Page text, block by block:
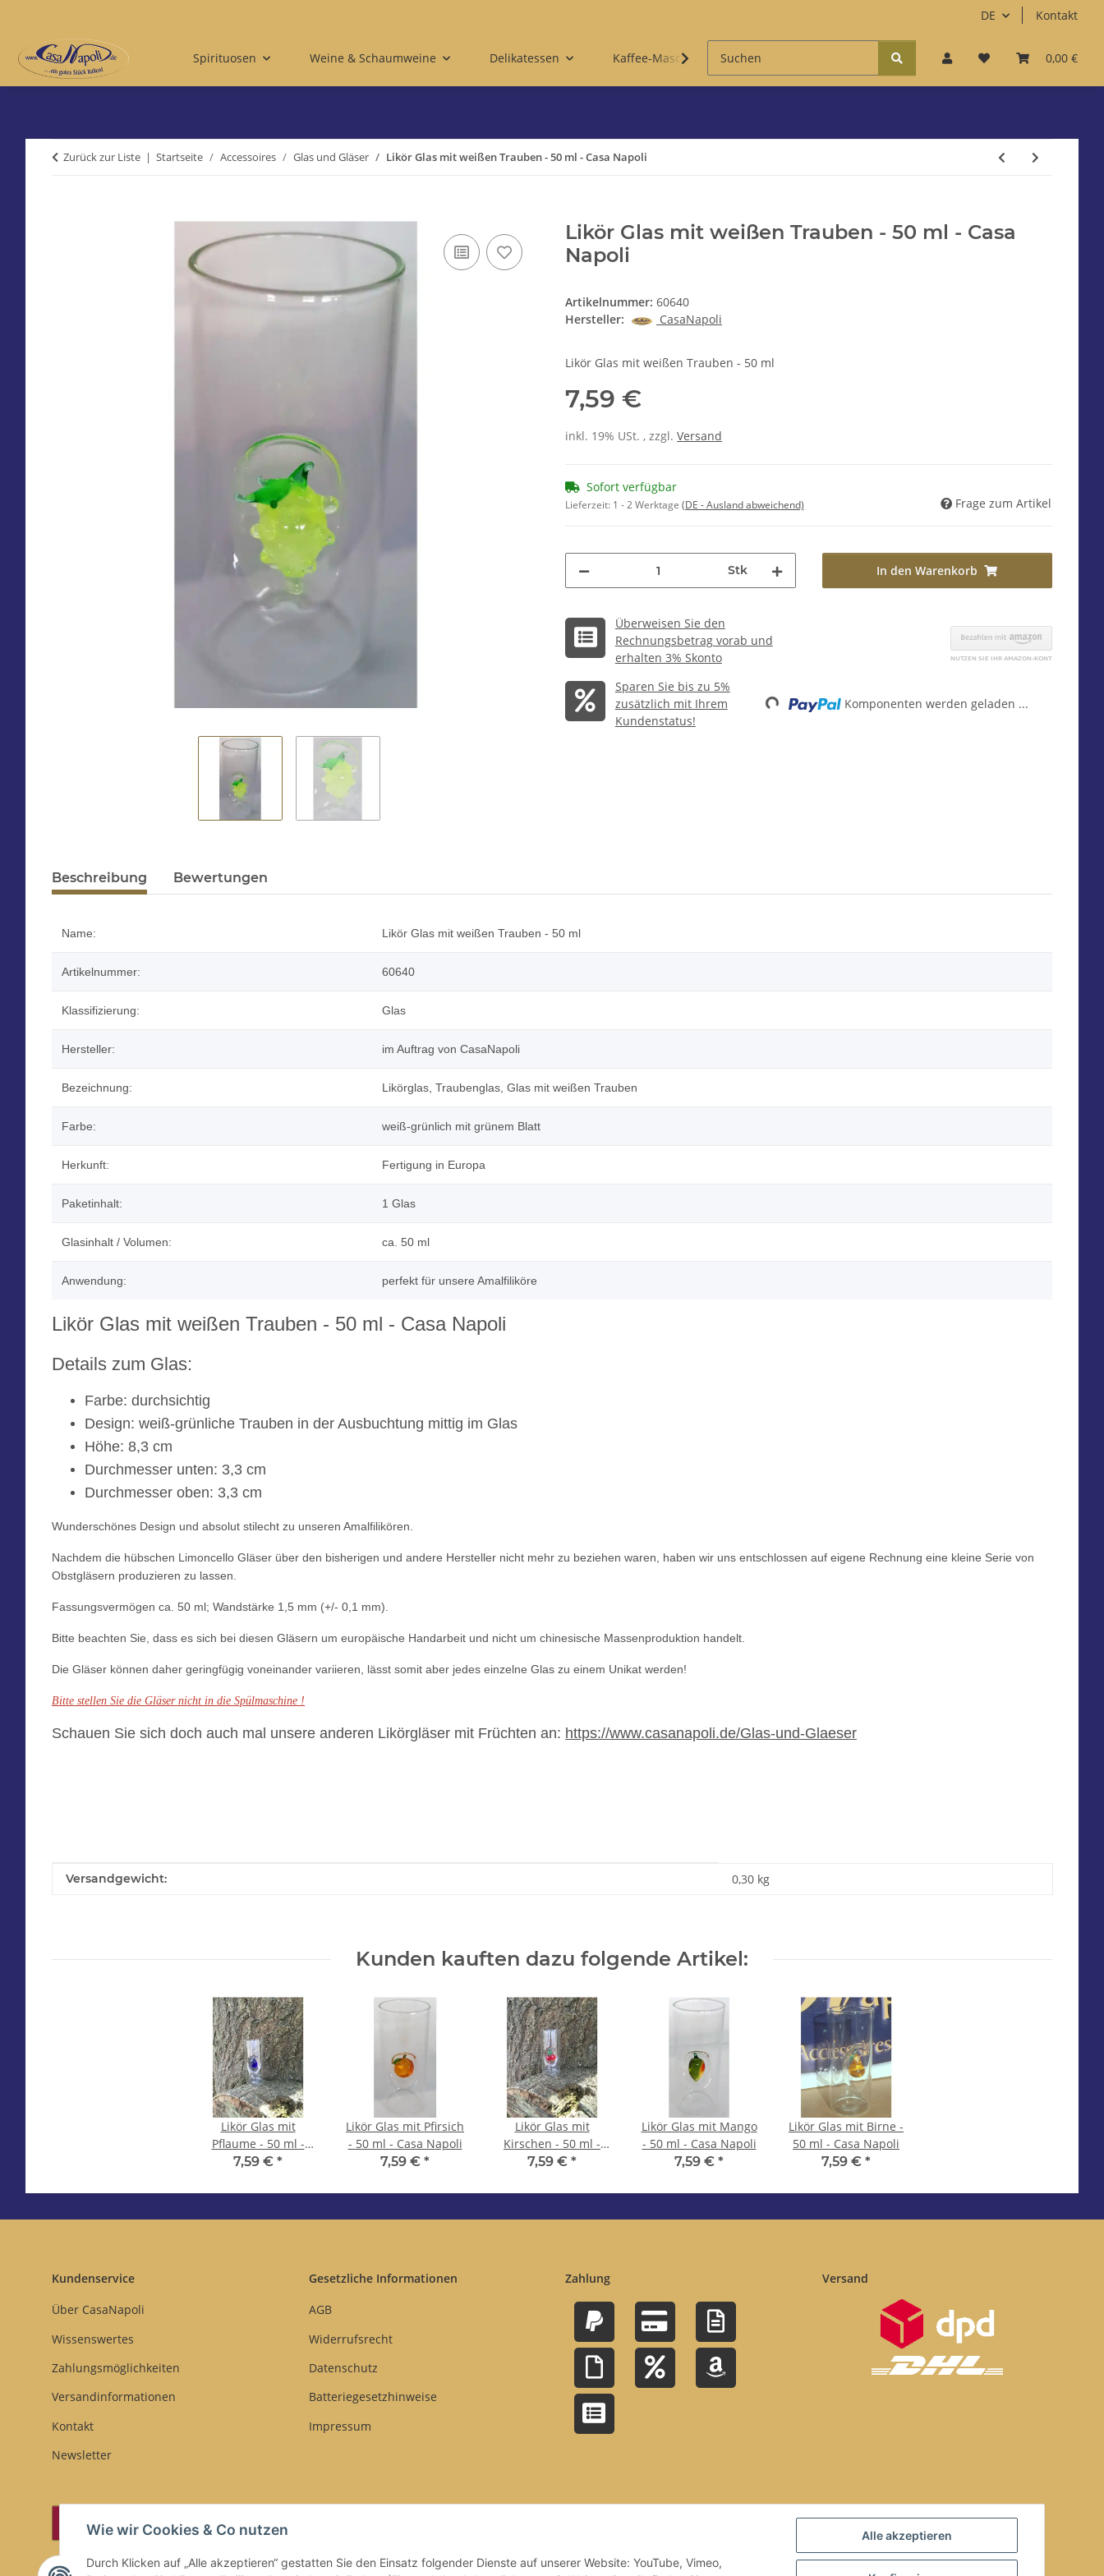
Alle akzeptieren
Wie wir Cookies & Co nutzen
Durch Klicken auf „Alle akzeptieren“ gestatten Sie den Einsatz folgender Dienste auf unserer Website: YouTube, Vimeo,
DE Kontakt
0,00 €
Spirituosen Weine & Schaumweine Delikatessen Kaffee-Maschinen & Zubehör Kaffee & Süßes Accessoires
Zurück zur Liste Startseite Accessoires Glas und Gläser Likör Glas mit weißen Trauben - 50 ml - Casa Napoli
Likör Glas mit weißen Trauben - 50 ml - Casa
Napoli
Artikelnummer: 60640
Hersteller:
CasaNapoli
Likör Glas mit weißen Trauben - 50 ml
7,59 €
inkl. 19% USt. , zzgl. Versand
Sofort verfügbar
Lieferzeit: 1 - 2 Werktage (DE - Ausland abweichend) Frage zum Artikel
Stk In den Warenkorb
Überweisen Sie den
Rechnungsbetrag vorab und
erhalten 3% Skonto
Sparen Sie bis zu 5%
zusätzlich mit Ihrem
Kundenstatus!
Loading... Komponenten werden geladen ...
Beschreibung Bewertungen
Name: Likör Glas mit weißen Trauben - 50 ml
Artikelnummer: 60640
Klassifizierung: Glas
Hersteller: im Auftrag von CasaNapoli
Bezeichnung: Likörglas, Traubenglas, Glas mit weißen Trauben
Farbe: weiß-grünlich mit grünem Blatt
Herkunft: Fertigung in Europa
Paketinhalt: 1 Glas
Glasinhalt / Volumen: ca. 50 ml
Anwendung: perfekt für unsere Amalfiliköre
Likör Glas mit weißen Trauben - 50 ml - Casa Napoli
Details zum Glas:
Farbe: durchsichtig
Design: weiß-grünliche Trauben in der Ausbuchtung mittig im Glas
Höhe: 8,3 cm
Durchmesser unten: 3,3 cm
Durchmesser oben: 3,3 cm
Wunderschönes Design und absolut stilecht zu unseren Amalfilikören.
Nachdem die hübschen Limoncello Gläser über den bisherigen und andere Hersteller nicht mehr zu beziehen waren, haben wir uns entschlossen auf eigene Rechnung eine kleine Serie von
Obstgläsern produzieren zu lassen.
Fassungsvermögen ca. 50 ml; Wandstärke 1,5 mm (+/- 0,1 mm).
Bitte beachten Sie, dass es sich bei diesen Gläsern um europäische Handarbeit und nicht um chinesische Massenproduktion handelt.
Die Gläser können daher geringfügig voneinander variieren, lässt somit aber jedes einzelne Glas zu einem Unikat werden!
Bitte stellen Sie die Gläser nicht in die Spülmaschine !
Schauen Sie sich doch auch mal unsere anderen Likörgläser mit Früchten an: https://www.casanapoli.de/Glas-und-Glaeser
Produkteigenschaft
Wert
Versandgewicht: 0,30 kg
Kunden kauften dazu folgende Artikel:
Likör Glas mit
Pflaume - 50 ml -
Casa Napoli
7,59 € *
Likör Glas mit Pfirsich
- 50 ml - Casa Napoli
7,59 € *
Likör Glas mit
Kirschen - 50 ml -
Casa Napoli
7,59 € *
Likör Glas mit Mango
- 50 ml - Casa Napoli
7,59 € *
Likör Glas mit Birne -
50 ml - Casa Napoli
7,59 € *
Kundenservice
Über CasaNapoli
Wissenswertes
Zahlungsmöglichkeiten
Versandinformationen
Kontakt
Newsletter
Gesetzliche Informationen
AGB
Widerrufsrecht
Datenschutz
Batteriegesetzhinweise
Impressum
Zahlung Versand
Vertrag widerrufen